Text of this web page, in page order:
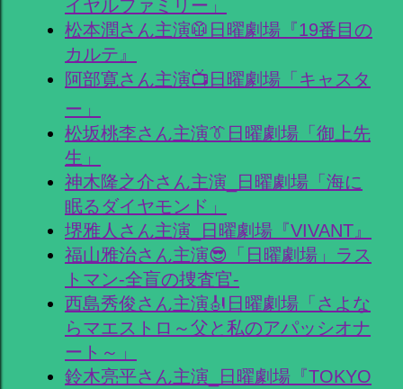
イヤルファミリー」
松本潤さん主演🥼日曜劇場『19番目の
カルテ』
阿部寛さん主演📺日曜劇場「キャスタ
ー」
松坂桃李さん主演👔日曜劇場「御上先
生」
神木隆之介さん主演_日曜劇場「海に
眠るダイヤモンド」
堺雅人さん主演_日曜劇場『VIVANT』
福山雅治さん主演😎「日曜劇場」ラス
トマン-全盲の捜査官-
西島秀俊さん主演🎻日曜劇場「さよな
らマエストロ～父と私のアパッシオナ
ート～」
鈴木亮平さん主演_日曜劇場『TOKYO